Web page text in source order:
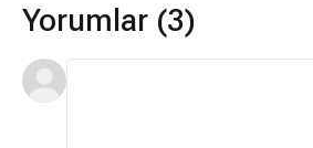
Yorumlar (3)